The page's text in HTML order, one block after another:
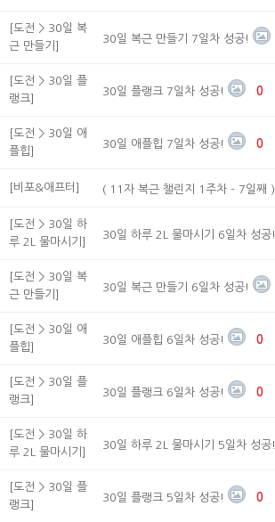
[도전 > 30일 복
근 만들기]
30일 복근 만들기 7일차 성공!
[도전 > 30일 플
랭크]
30일 플랭크 7일차 성공! 0
[도전 > 30일 애
플힙]
30일 애플힙 7일차 성공! 0
[비포&애프터] ( 11자 복근 챌린지 1주차 - 7일째 )
[도전 > 30일 하
루 2L 물마시기]
30일 하루 2L 물마시기 6일차 성공!
[도전 > 30일 복
근 만들기]
30일 복근 만들기 6일차 성공!
[도전 > 30일 애
플힙]
30일 애플힙 6일차 성공! 0
[도전 > 30일 플
랭크]
30일 플랭크 6일차 성공! 0
[도전 > 30일 하
루 2L 물마시기]
30일 하루 2L 물마시기 5일차 성공!
[도전 > 30일 플
랭크]
30일 플랭크 5일차 성공! 0